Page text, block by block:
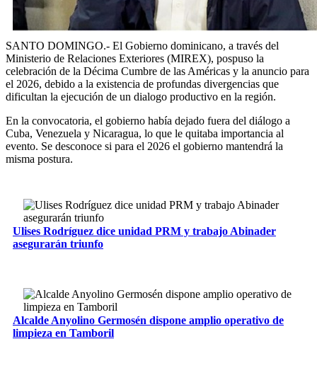
SANTO DOMINGO.- El Gobierno dominicano, a través del
Ministerio de Relaciones Exteriores (MIREX), pospuso la
celebración de la Décima Cumbre de las Américas y la anuncio para
el 2026, debido a la existencia de profundas divergencias que
dificultan la ejecución de un dialogo productivo en la región.
En la convocatoria, el gobierno había dejado fuera del diálogo a
Cuba, Venezuela y Nicaragua, lo que le quitaba importancia al
evento. Se desconoce si para el 2026 el gobierno mantendrá la
misma postura.
Ulises Rodríguez dice unidad PRM y trabajo Abinader
asegurarán triunfo
Alcalde Anyolino Germosén dispone amplio operativo de
limpieza en Tamboril